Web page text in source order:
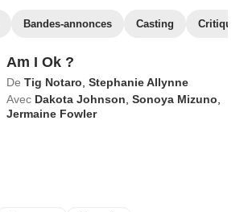
Bandes-annonces Casting
Am I Ok ?
De Tig Notaro ,Stephanie Allynne
Avec Dakota Johnson ,Sonoya Mizuno
Jermaine Fowler